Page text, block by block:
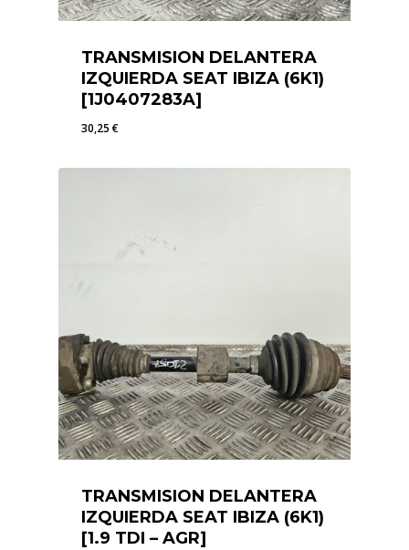
TRANSMISION DELANTERA
IZQUIERDA SEAT IBIZA (6K1)
[1J0407283A]
30,25€
TRANSMISION DELANTERA
IZQUIERDA SEAT IBIZA (6K1)
[1.9 TDI – AGR]